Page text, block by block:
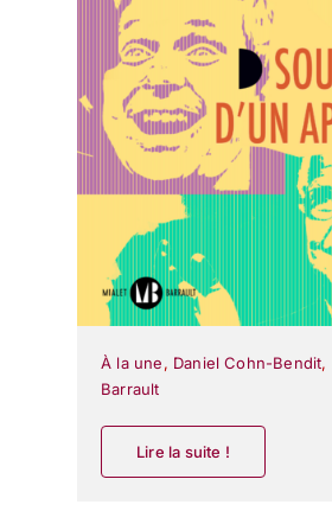
À la une, Daniel Cohn-Bendit,
Barrault
Lire la suite !